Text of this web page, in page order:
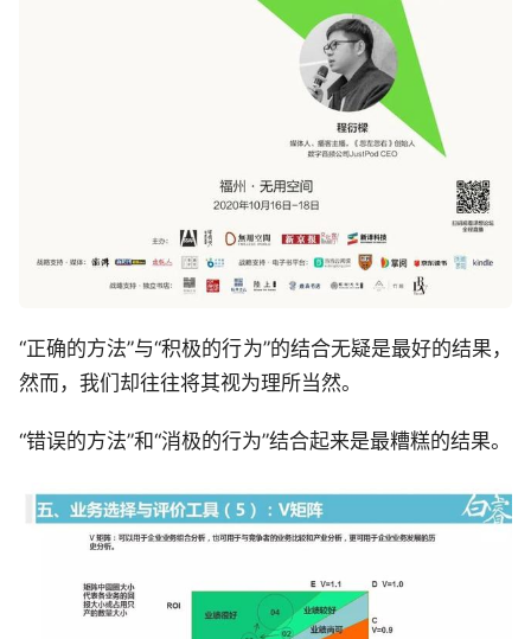
“正确的方法”与“积极的行为”的结合无疑是最好的结果，
然而，我们却往往将其视为理所当然。
“错误的方法”和“消极的行为”结合起来是最糟糕的结果。